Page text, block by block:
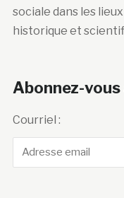
sociale dans les
historique et
Abonnez-
Courriel :